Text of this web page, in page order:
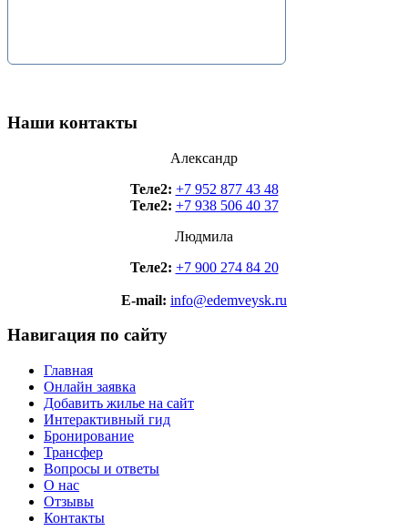
Наши контакты
Александр
Теле2: +7 952 877 43 48
Теле2: +7 938 506 40 37
Людмила
Теле2: +7 900 274 84 20
E-mail: info@edemveysk.ru
Навигация по сайту
Главная
Онлайн заявка
Добавить жилье на сайт
Интерактивный гид
Бронирование
Трансфер
Вопросы и ответы
О нас
Отзывы
Контакты